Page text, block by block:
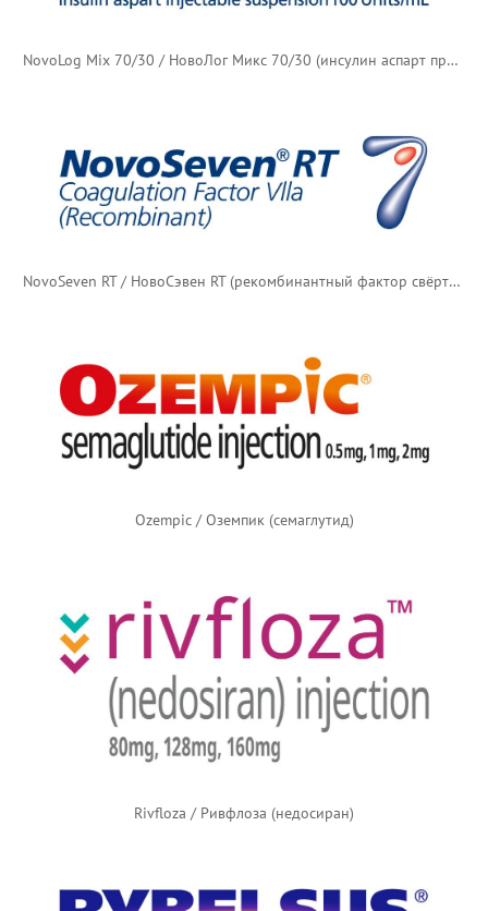
NovoLog Mix 70/30 / НовоЛог Микс 70/30 (инсулин аспарт протамин + инсулин аспарт)
NovoSeven RT / НовоСэвен RT (рекомбинантный фактор свёртывания VIIa)
Ozempic / Оземпик (семаглутид)
Rivfloza / Ривфлоза (недосиран)